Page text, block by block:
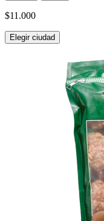
$11.000
Elegir ciudad